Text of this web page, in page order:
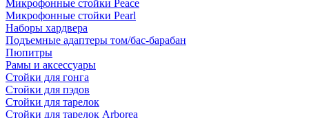
Микрофонные стойки Peace
Микрофонные стойки Pearl
Наборы хардвера
Подъемные адаптеры том/бас-барабан
Пюпитры
Рамы и аксессуары
Стойки для гонга
Стойки для пэдов
Стойки для тарелок
Стойки для тарелок Arborea